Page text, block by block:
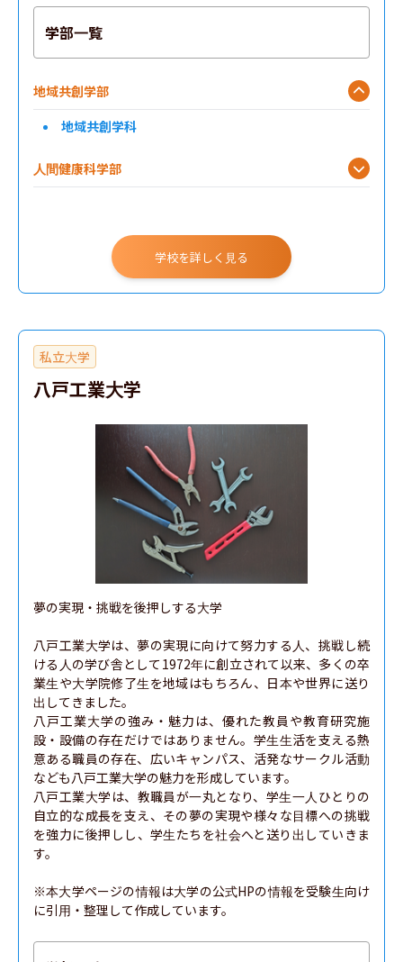
学部一覧
地域共創学部
地域共創学科
人間健康科学部
学校を詳しく見る
私立大学
八戸工業大学
夢の実現・挑戦を後押しする大学
八戸工業大学は、夢の実現に向けて努力する人、挑戦し続
ける人の学び舎として1972年に創立されて以来、多くの卒
業生や大学院修了生を地域はもちろん、日本や世界に送り
出してきました。
八戸工業大学の強み・魅力は、優れた教員や教育研究施
設・設備の存在だけではありません。学生生活を支える熱
意ある職員の存在、広いキャンパス、活発なサークル活動
なども八戸工業大学の魅力を形成しています。
八戸工業大学は、教職員が一丸となり、学生一人ひとりの
自立的な成長を支え、その夢の実現や様々な目標への挑戦
を強力に後押しし、学生たちを社会へと送り出していきま
す。
※本大学ページの情報は大学の公式HPの情報を受験生向け
に引用・整理して作成しています。